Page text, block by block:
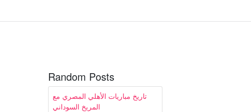
Random Posts
تاريخ مباريات الأهلي المصري مع
المريخ السوداني